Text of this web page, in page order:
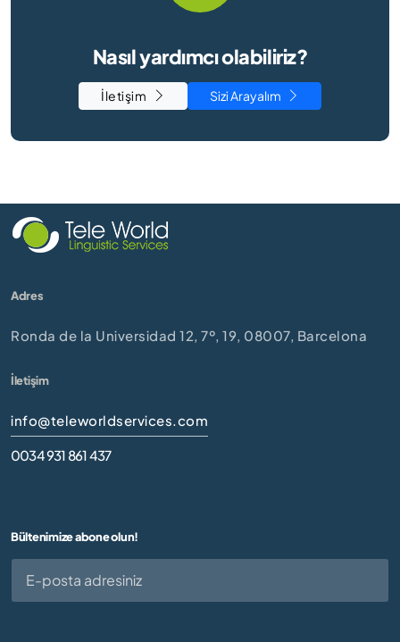
Nasıl yardımcı olabiliriz?
İletişim Sizi Arayalım
Adres
Ronda de la Universidad 12, 7º, 19, 08007, Barcelona
İletişim
info@teleworldservices.com
0034 931 861 437
Bültenimize abone olun!